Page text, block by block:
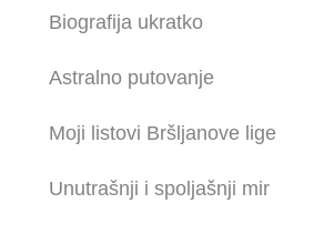
Biografija ukratko
Astralno putovanje
Moji listovi Bršljanove lige
Unutrašnji i spoljašnji mir